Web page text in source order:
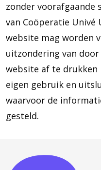
zonder
van Coöperatie Univé
website mag worden
uitzondering van door
website af te
eigen gebruik en
waarvoor de
gesteld.